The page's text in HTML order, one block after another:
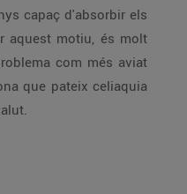
capaç d'absorbir els
aquest motiu, és molt
com més aviat
que pateix celiaquia